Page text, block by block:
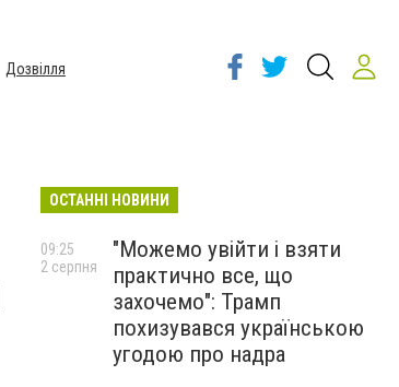
Дозвілля
ОСТАННІ НОВИНИ
"Можемо увійти і взяти
практично все, що
захочемо": Трамп
похизувався українською
угодою про надра
09:25
2 серпня